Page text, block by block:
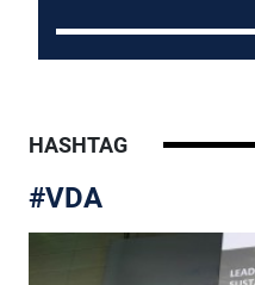
HASHTAG
#VDA